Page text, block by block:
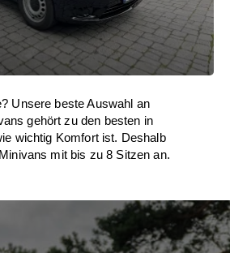
Unsere beste Auswahl an
gehört zu den besten in
wichtig Komfort ist. Deshalb
mit bis zu 8 Sitzen an.